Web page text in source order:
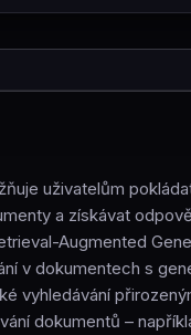
uživatelům
a získávat
Augmented
v dokumentech s
vyhledávání
dokumentů –